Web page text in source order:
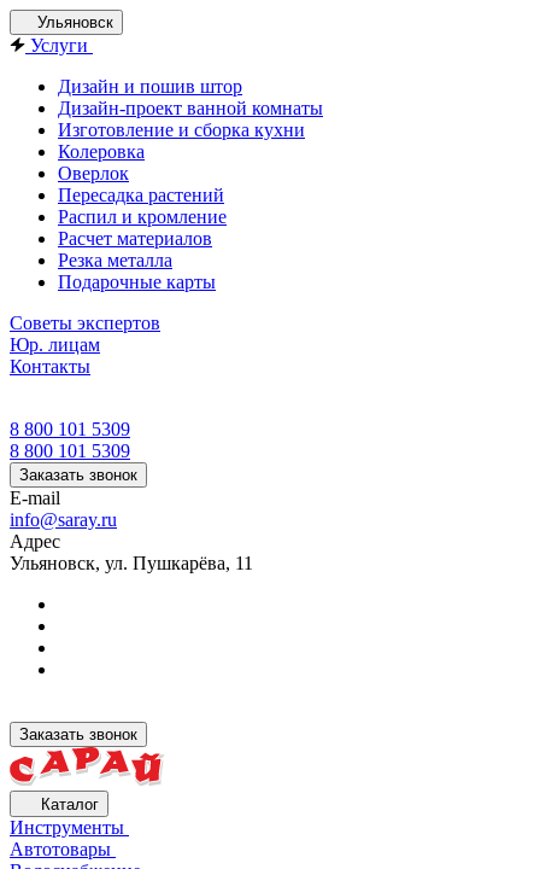
Ульяновск
Услуги
Дизайн и пошив штор
Дизайн-проект ванной комнаты
Изготовление и сборка кухни
Колеровка
Оверлок
Пересадка растений
Распил и кромление
Расчет материалов
Резка металла
Подарочные карты
Советы экспертов
Юр. лицам
Контакты
8 800 101 5309
8 800 101 5309
Заказать звонок
E-mail
info@saray.ru
Адрес
Ульяновск, ул. Пушкарёва, 11
Заказать звонок
Каталог
Инструменты
Автотовары